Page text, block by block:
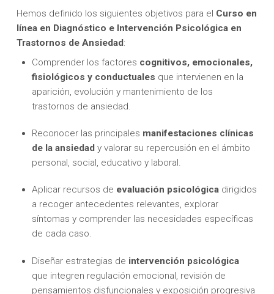
Hemos definido los siguientes objetivos para el Curso en
línea en Diagnóstico e Intervención Psicológica en
Trastornos de Ansiedad:
Comprender los factores cognitivos, emocionales,
fisiológicos y conductuales que intervienen en la
aparición, evolución y mantenimiento de los
trastornos de ansiedad.
Reconocer las principales manifestaciones clínicas
de la ansiedad y valorar su repercusión en el ámbito
personal, social, educativo y laboral.
Aplicar recursos de evaluación psicológica dirigidos
a recoger antecedentes relevantes, explorar
síntomas y comprender las necesidades específicas
de cada caso.
Diseñar estrategias de intervención psicológica
que integren regulación emocional, revisión de
pensamientos disfuncionales y exposición progresiva